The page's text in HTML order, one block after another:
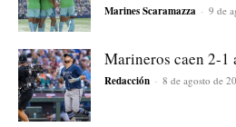
Marines Scaramazza - 9 de
Marineros caen 2-1
Redacción - 8 de agosto de